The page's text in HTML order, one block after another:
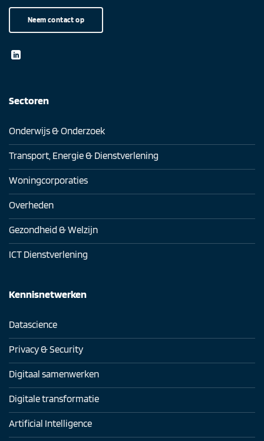
Neem contact op
Sectoren
Onderwijs & Onderzoek
Transport, Energie & Dienstverlening
Woningcorporaties
Overheden
Gezondheid & Welzijn
ICT Dienstverlening
Kennisnetwerken
Datascience
Privacy & Security
Digitaal samenwerken
Digitale transformatie
Artificial Intelligence